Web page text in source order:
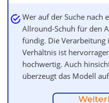
Wer auf der Suche nach
Allround-Schuh für den
fündig. Die Verarbeitung
Verhältnis ist
hochwertig. Auch
überzeugt das Modell